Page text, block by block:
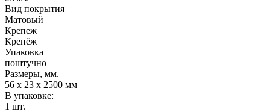
Вид покрытия
Матовый
Крепеж
Крепёж
Упаковка
поштучно
Размеры, мм.
56 х 23 х 2500 мм
В упаковке:
1 шт.